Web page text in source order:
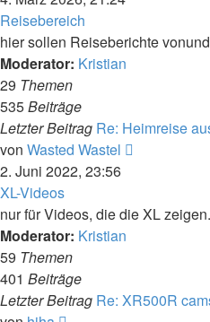
Reisebereich
hier sollen Reiseberichte
Moderator: Kristian
29 Themen
535Beiträge
Letzter Beitrag Re: Heimreise
von Wasted Wastel
2. Juni 2022, 23:56
XL-Videos
nur für Videos, die die XL
Moderator: Kristian
59 Themen
401 Beiträge
Letzter Beitrag Re: XR500R